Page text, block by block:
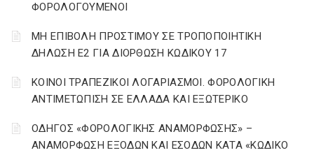
ΦΟΡΟΛΟΓΟΥΜΕΝΟΙ
ΜΗ ΕΠΙΒΟΛΗ ΠΡΟΣΤΙΜΟΥ ΣΕ ΤΡΟΠΟΠΟΙΗΤΙΚΗ
ΔΗΛΩΣΗ Ε2 ΓΙΑ ΔΙΟΡΘΩΣΗ ΚΩΔΙΚΟΥ 17
ΚΟΙΝΟΙ ΤΡΑΠΕΖΙΚΟΙ ΛΟΓΑΡΙΑΣΜΟΙ. ΦΟΡΟΛΟΓΙΚΗ
ΑΝΤΙΜΕΤΩΠΙΣΗ ΣΕ ΕΛΛΑΔΑ ΚΑΙ ΕΞΩΤΕΡΙΚΟ
ΟΔΗΓΟΣ «ΦΟΡΟΛΟΓΙΚΗΣ ΑΝΑΜΟΡΦΩΣΗΣ» –
ΑΝΑΜΟΡΦΩΣΗ ΕΞΟΔΩΝ ΚΑΙ ΕΣΟΔΩΝ ΚΑΤΑ «ΚΩΔΙΚΟ